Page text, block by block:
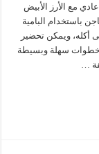
مع الأرز الأبيض
باستخدام البامية
أكله، ويمكن تحضير
خطوات سهلة وبسيطة